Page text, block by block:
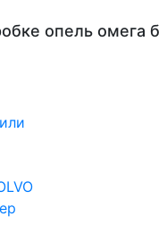
опель омега б